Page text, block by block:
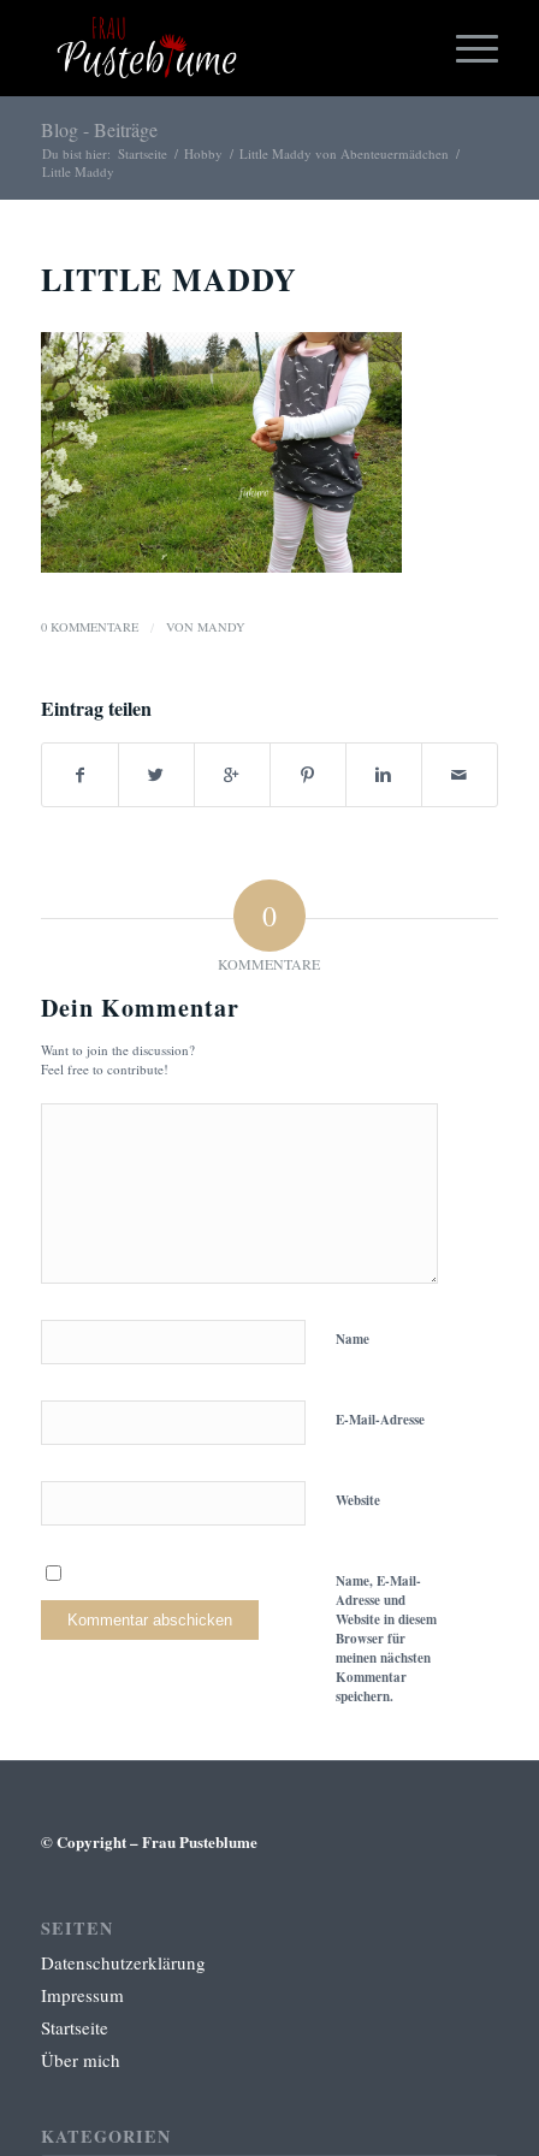
Blog - Beiträge
Du bist hier: Startseite / Hobby / Little Maddy von Abenteuermädchen /
Little Maddy
LITTLE MADDY
0 KOMMENTARE / VON MANDY
Eintrag teilen
0
KOMMENTARE
Dein Kommentar
Want to join the discussion?
Feel free to contribute!
Name
E-Mail-Adresse
Website
Name, E-Mail-
Adresse und
Website in diesem
Browser für
meinen nächsten
Kommentar
speichern.
© Copyright – Frau Pusteblume
SEITEN
Datenschutzerklärung
Impressum
Startseite
Über mich
KATEGORIEN